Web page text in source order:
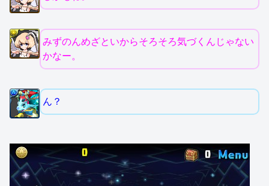
みずのんめざといからそろそろ気づくんじゃない
かなー。
ん？